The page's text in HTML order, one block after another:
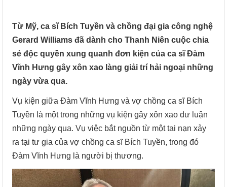
Từ Mỹ, ca sĩ Bích Tuyền và chồng đại gia công nghệ
Gerard Williams đã dành cho Thanh Niên cuộc chia
sẻ độc quyền xung quanh đơn kiện của ca sĩ Đàm
Vĩnh Hưng gây xôn xao làng giải trí hải ngoại những
ngày vừa qua.
Vụ kiện giữa Đàm Vĩnh Hưng và vợ chồng ca sĩ Bích
Tuyền là một trong những vụ kiện gây xôn xao dư luận
những ngày qua. Vụ việc bắt nguồn từ một tai nạn xảy
ra tại tư gia của vợ chồng ca sĩ Bích Tuyền, trong đó
Đàm Vĩnh Hưng là người bị thương.